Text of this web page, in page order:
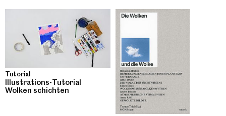
Tutorial
Illustrations-Tutorial
Wolken schichten